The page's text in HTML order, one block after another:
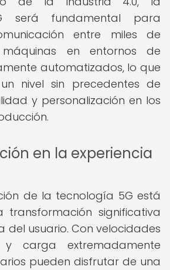
será fundamental para
entre miles de
en entornos de
automatizados, lo que
nivel sin precedentes de
y personalización en los
en la experiencia
de la tecnología 5G está
transformación significativa
del usuario. Con velocidades
carga extremadamente
pueden disfrutar de una